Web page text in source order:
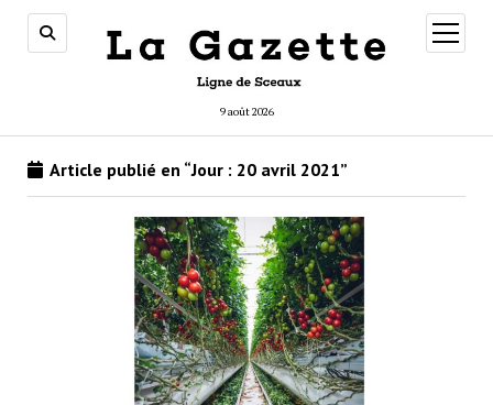
9 août 2026
ouvrir
menu
Article publié en “Jour : 20 avril 2021”